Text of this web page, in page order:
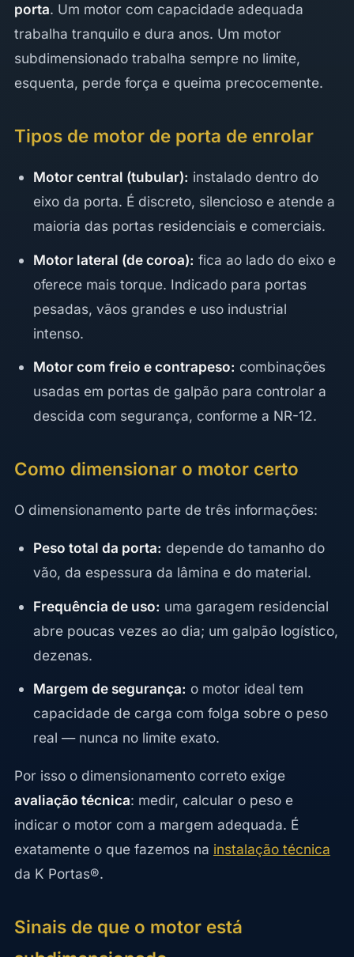
porta. Um motor com capacidade adequada
trabalha tranquilo e dura anos. Um motor
subdimensionado trabalha sempre no limite,
esquenta, perde força e queima precocemente.
Tipos de motor de porta de enrolar
Motor central (tubular): instalado dentro do
eixo da porta. É discreto, silencioso e atende a
maioria das portas residenciais e comerciais.
Motor lateral (de coroa): fica ao lado do eixo e
oferece mais torque. Indicado para portas
pesadas, vãos grandes e uso industrial
intenso.
Motor com freio e contrapeso: combinações
usadas em portas de galpão para controlar a
descida com segurança, conforme a NR-12.
Como dimensionar o motor certo
O dimensionamento parte de três informações:
Peso total da porta: depende do tamanho do
vão, da espessura da lâmina e do material.
Frequência de uso: uma garagem residencial
abre poucas vezes ao dia; um galpão logístico,
dezenas.
Margem de segurança: o motor ideal tem
capacidade de carga com folga sobre o peso
real — nunca no limite exato.
Por isso o dimensionamento correto exige
avaliação técnica: medir, calcular o peso e
indicar o motor com a margem adequada. É
exatamente o que fazemos na instalação técnica
da K Portas®.
Sinais de que o motor está